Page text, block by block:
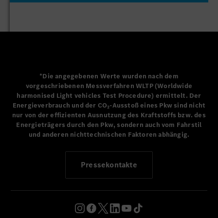
Ambientebeleuchtung im Aufstelldach und das
optimierte Schubladenführungen, ein überarbeitetes
Bedienpanel an der Sitzbank sowie eine
energieeffizientere Kühlbox sorgen für noch mehr
Komfort.
Der neue Marco Polo ist zeitnah bestellbar. Ebenso der
vollständig übernimmt. Ohne Küchenzeile und
Markisenkonzept ist u.a. ebenso verfügbar wie die
*Die angegebenen Werte wurden nach dem
vorgeschriebenen Messverfahren WLTP (Worldwide
harmonised Light vehicles Test Procedure) ermittelt. Der
Energieverbrauch und der CO₂-Ausstoß eines Pkw sind nicht
nur von der effizienten Ausnutzung des Kraftstoffs bzw. des
Energieträgers durch den Pkw, sondern auch vom Fahrstil
und anderen nichttechnischen Faktoren abhängig.
Pressekontakte